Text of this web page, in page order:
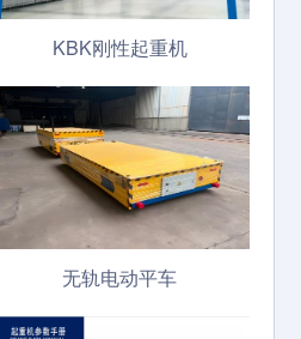
KBK刚性起重机
无轨电动平车